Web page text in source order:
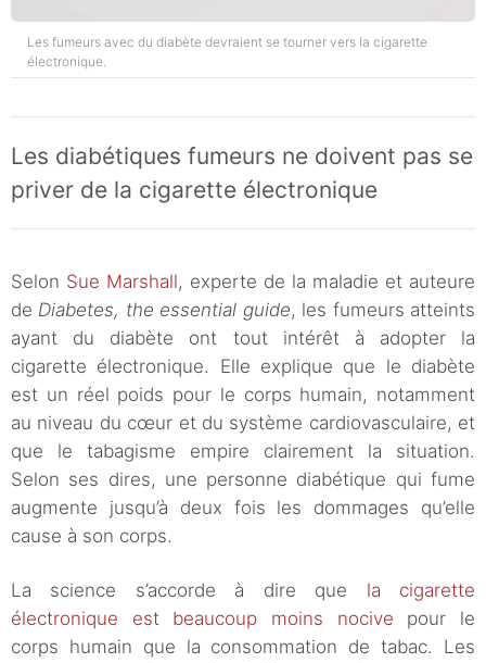
Les fumeurs avec du diabète devraient se tourner vers la cigarette
électronique.
Les diabétiques fumeurs ne doivent pas se
priver de la cigarette électronique
Selon Sue Marshall, experte de la maladie et auteure
de Diabetes, the essential guide, les fumeurs atteints
ayant du diabète ont tout intérêt à adopter la
cigarette électronique. Elle explique que le diabète
est un réel poids pour le corps humain, notamment
au niveau du cœur et du système cardiovasculaire, et
que le tabagisme empire clairement la situation.
Selon ses dires, une personne diabétique qui fume
augmente jusqu’à deux fois les dommages qu’elle
cause à son corps.
La science s’accorde à dire que la cigarette
électronique est beaucoup moins nocive pour le
corps humain que la consommation de tabac. Les